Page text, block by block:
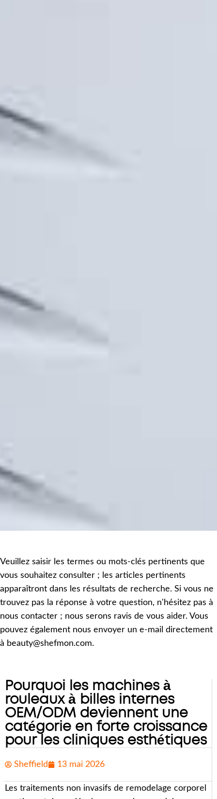
Veuillez saisir les termes ou mots-clés pertinents que
vous souhaitez consulter ; les articles pertinents
apparaîtront dans les résultats de recherche. Si vous ne
trouvez pas la réponse à votre question, n'hésitez pas à
nous contacter ; nous serons ravis de vous aider. Vous
pouvez également nous envoyer un e-mail directement
à beauty@shefmon.com.
Pourquoi les machines à
rouleaux à billes internes
OEM/ODM deviennent une
catégorie en forte croissance
pour les cliniques esthétiques
Sheffield 13 mai 2026
Les traitements non invasifs de remodelage corporel